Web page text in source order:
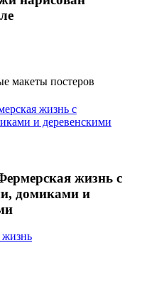
макеты постеров
жизнь с
домиками и
жизнь